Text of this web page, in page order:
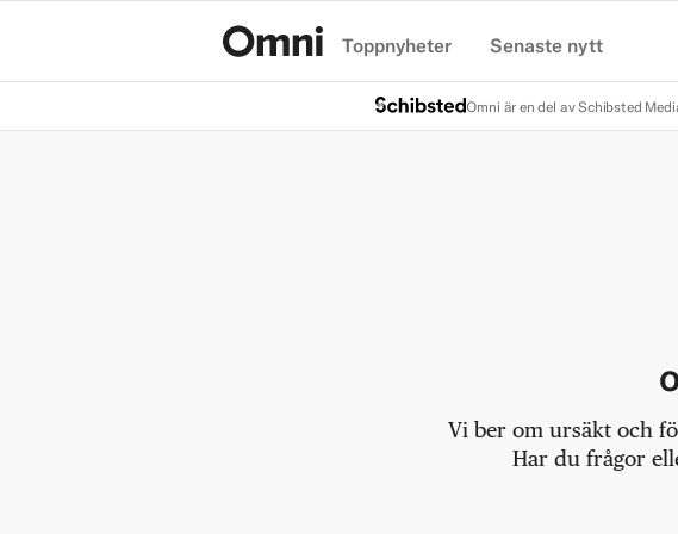
Toppnyheter Senaste nytt
Omni är en del av Schibsted
Vi ber om ursäkt och
Har du frågor